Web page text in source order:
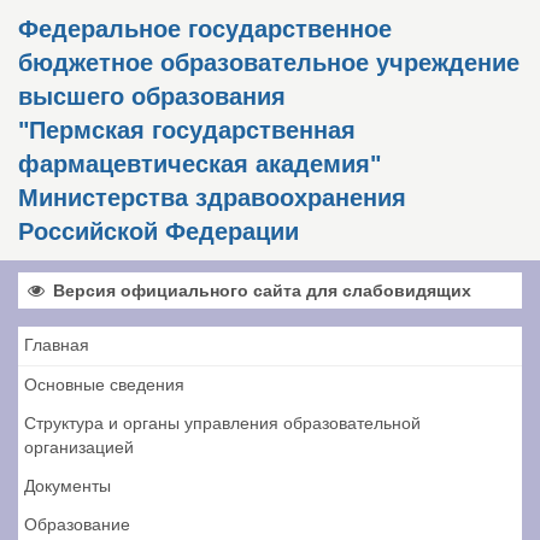
Федеральное государственное
бюджетное образовательное учреждение
высшего образования
"Пермская государственная
фармацевтическая академия"
Министерства здравоохранения
Российской Федерации
Версия официального сайта для слабовидящих
Главная
Основные сведения
Структура и органы управления образовательной
организацией
Документы
Образование